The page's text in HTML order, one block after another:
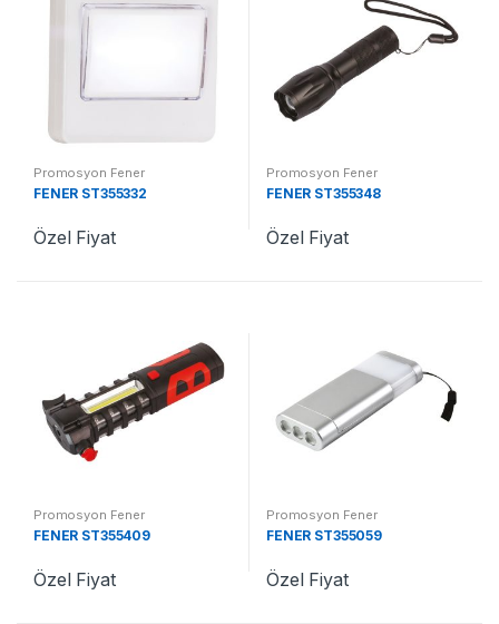
Promosyon Fener
FENER ST355332
Özel Fiyat
Promosyon Fener
FENER ST355348
Özel Fiyat
Promosyon Fener
FENER ST355409
Özel Fiyat
Promosyon Fener
FENER ST355059
Özel Fiyat